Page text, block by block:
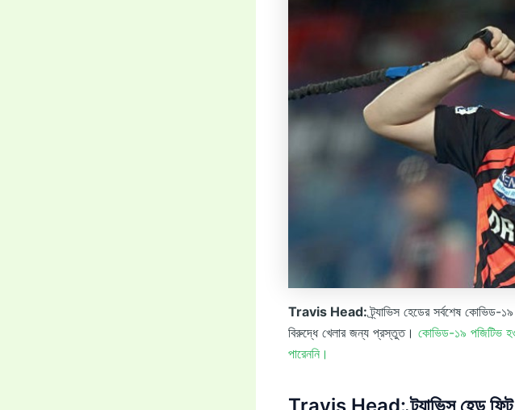
Travis Head:ট্র্যাভিস হেডের সর্বশেষ কোভিড-১৯
বিরুদ্ধে খেলার জন্য প্রস্তুত। কোভিড-১৯ পজিটিভ
পারেননি।